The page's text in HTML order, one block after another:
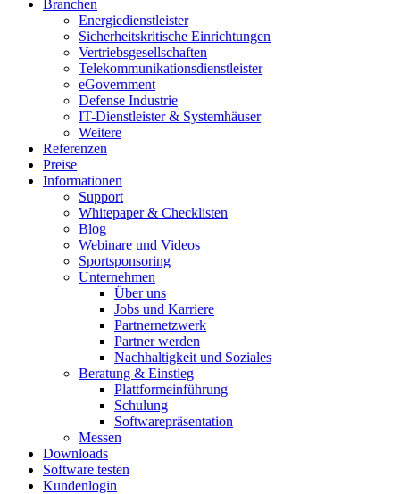
Branchen
Energiedienstleister
Sicherheitskritische Einrichtungen
Vertriebsgesellschaften
Telekommunikationsdienstleister
eGovernment
Defense Industrie
IT-Dienstleister & Systemhäuser
Weitere
Referenzen
Preise
Informationen
Support
Whitepaper & Checklisten
Blog
Webinare und Videos
Sportsponsoring
Unternehmen
Über uns
Jobs und Karriere
Partnernetzwerk
Partner werden
Nachhaltigkeit und Soziales
Beratung & Einstieg
Plattformeinführung
Schulung
Softwarepräsentation
Messen
Downloads
Software testen
Kundenlogin